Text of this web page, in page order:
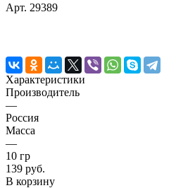
Арт. 29389
Характеристики
Производитель
—
Россия
Масса
—
10 гр
139 руб.
В корзину